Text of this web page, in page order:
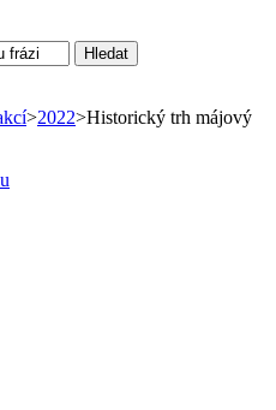
Hledat
>2022>Historický trh májový